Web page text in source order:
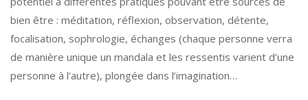
bien être : méditation, réflexion, observation, détente,
focalisation, sophrologie, échanges (chaque personne verra
de manière unique un mandala et les ressentis varient d’une
personne à l’autre), plongée dans l’imagination…